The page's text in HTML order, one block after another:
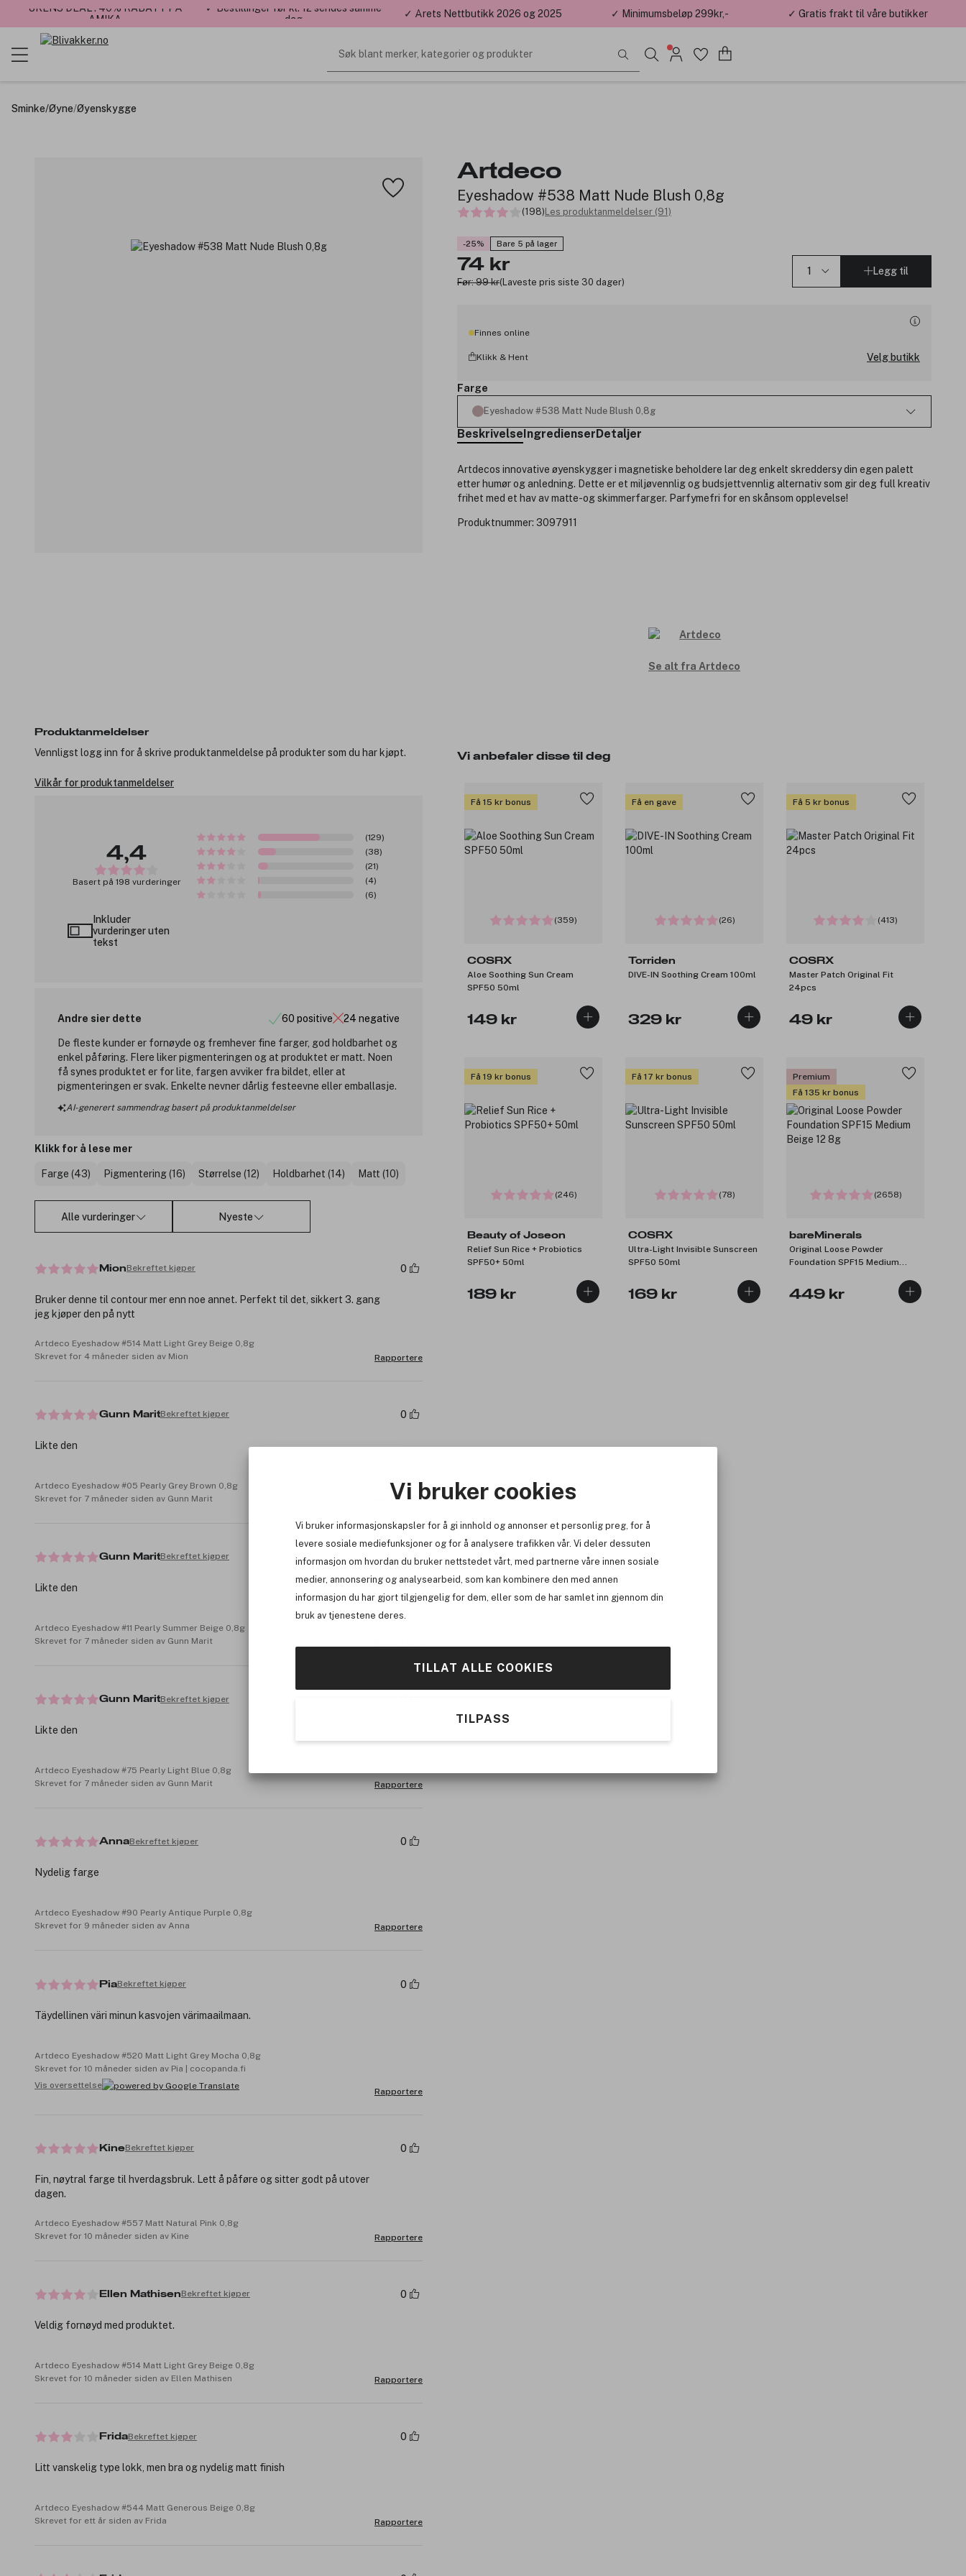
Vi bruker cookies
Vi bruker informasjonskapsler for å gi innhold og annonser et personlig preg, for å
levere sosiale mediefunksjoner og for å analysere trafikken vår. Vi deler dessuten
informasjon om hvordan du bruker nettstedet vårt, med partnerne våre innen sosiale
medier, annonsering og analysearbeid, som kan kombinere den med annen
informasjon du har gjort tilgjengelig for dem, eller som de har samlet inn gjennom din
bruk av tjenestene deres.
TILLAT ALLE COOKIES
TILPASS
UKENS DEAL : 40% RABATT PÅ
AMIKA
✓ Bestillinger før kl. 12 sendes samme
dag
✓ Årets Nettbutikk 2026 og 2025 ✓ Minimumsbeløp 299kr,- ✓ Gratis frakt til våre butikker
Søk blant merker, kategorier og produkter
Sminke/Øyne/Øyenskygge
Artdeco
Eyeshadow #538 Matt Nude Blush 0,8g
(198) Les produktanmeldelser (91)
-25% Bare 5 på lager
74 kr
Før: 99 kr(Laveste pris siste 30 dager)
Legg til
Finnes online
Klikk & Hent Velg butikk
Farge
Eyeshadow #538 Matt Nude Blush 0,8g
BeskrivelseIngredienserDetaljer
Artdecos innovative øyenskygger i magnetiske beholdere lar deg enkelt skreddersy din egen palett
etter humør og anledning. Dette er et miljøvennlig og budsjettvennlig alternativ som gir deg full kreativ
frihet med et hav av matte-og skimmerfarger. Parfymefri for en skånsom opplevelse!
Produktnummer: 3097911
Se alt fra Artdeco
Vi anbefaler disse til deg
Få 15 kr bonus
(359)
COSRX
Aloe Soothing Sun Cream
SPF50 50ml
149 kr
Få en gave
(26)
Torriden
DIVE-IN Soothing Cream 100ml
329 kr
Få 5 kr bonus
(413)
COSRX
Master Patch Original Fit
24pcs
49 kr
Få 19 kr bonus
(246)
Beauty of Joseon
Relief Sun Rice + Probiotics
SPF50+ 50ml
189 kr
Få 17 kr bonus
(78)
COSRX
Ultra-Light Invisible Sunscreen
SPF50 50ml
169 kr
Premium
Få 135 kr bonus
(2658)
bareMinerals
Original Loose Powder
Foundation SPF15 Medium
449 kr
Produktanmeldelser
Vennligst logg inn for å skrive produktanmeldelse på produkter som du har kjøpt.
Vilkår for produktanmeldelser
4,4
Basert på 198 vurderinger
(129)
(38)
(21)
(4)
(6)
Inkluder
vurderinger uten
tekst
Andre sier dette 60 positive 24 negative
De fleste kunder er fornøyde og fremhever fine farger, god holdbarhet og
enkel påføring. Flere liker pigmenteringen og at produktet er matt. Noen
få synes produktet er for lite, fargen avviker fra bildet, eller at
pigmenteringen er svak. Enkelte nevner dårlig festeevne eller emballasje.
AI-generert sammendrag basert på produktanmeldelser
Klikk for å lese mer
Farge (43) Pigmentering (16) Størrelse (12) Holdbarhet (14) Matt (10)
Alle vurderinger Nyeste
MionBekreftet kjøper 0
Bruker denne til contour mer enn noe annet. Perfekt til det, sikkert 3. gang
jeg kjøper den på nytt
Artdeco Eyeshadow #514 Matt Light Grey Beige 0,8g
Skrevet for 4 måneder siden av Mion
Rapportere
Gunn MaritBekreftet kjøper 0
Likte den
Artdeco Eyeshadow #05 Pearly Grey Brown 0,8g
Skrevet for 7 måneder siden av Gunn Marit
Rapportere
Gunn MaritBekreftet kjøper 0
Likte den
Artdeco Eyeshadow #11 Pearly Summer Beige 0,8g
Skrevet for 7 måneder siden av Gunn Marit
Gunn MaritBekreftet kjøper
Likte den
Artdeco Eyeshadow #75 Pearly Light Blue 0,8g
Skrevet for 7 måneder siden av Gunn Marit
Rapportere
AnnaBekreftet kjøper 0
Nydelig farge
Artdeco Eyeshadow #90 Pearly Antique Purple 0,8g
Skrevet for 9 måneder siden av Anna
Rapportere
PiaBekreftet kjøper 0
Täydellinen väri minun kasvojen värimaailmaan.
Artdeco Eyeshadow #520 Matt Light Grey Mocha 0,8g
Skrevet for 10 måneder siden av Pia | cocopanda.fi
Vis oversettelse
Rapportere
KineBekreftet kjøper 0
Fin, nøytral farge til hverdagsbruk. Lett å påføre og sitter godt på utover
dagen.
Artdeco Eyeshadow #557 Matt Natural Pink 0,8g
Skrevet for 10 måneder siden av Kine
Rapportere
Ellen MathisenBekreftet kjøper 0
Veldig fornøyd med produktet.
Artdeco Eyeshadow #514 Matt Light Grey Beige 0,8g
Skrevet for 10 måneder siden av Ellen Mathisen
Rapportere
FridaBekreftet kjøper 0
Litt vanskelig type lokk, men bra og nydelig matt finish
Artdeco Eyeshadow #544 Matt Generous Beige 0,8g
Skrevet for ett år siden av Frida
Rapportere